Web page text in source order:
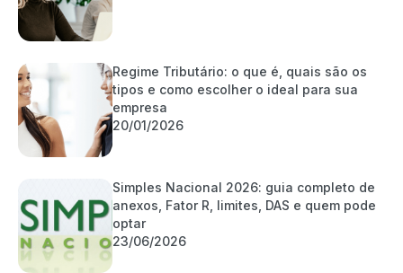
Regime Tributário: o que é, quais são os
tipos e como escolher o ideal para sua
empresa
20/01/2026
Simples Nacional 2026: guia completo de
anexos, Fator R, limites, DAS e quem pode
optar
23/06/2026